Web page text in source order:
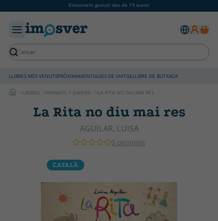
Enviament gratuït des de 19 euros
LLIBRES MÉS VENUTSPRÒXIMAMENTGUIES DE VIATGELLIBRE DE BUTXACA
LIBROS INFANTIL Y JUVENIL LA RITA NO DIU MAI RES
La Rita no diu mai res
AGUILAR, LUISA
0 opinions
CATALÀ